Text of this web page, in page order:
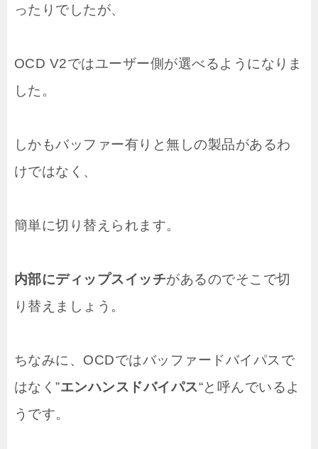
ったりでしたが、
OCD V2ではユーザー側が選べるようになりま
した。
しかもバッファー有りと無しの製品があるわ
けではなく、
簡単に切り替えられます。
内部にディップスイッチがあるのでそこで切
り替えましょう。
ちなみに、OCDではバッファードバイパスで
はなく”エンハンスドバイパス“と呼んでいるよ
うです。